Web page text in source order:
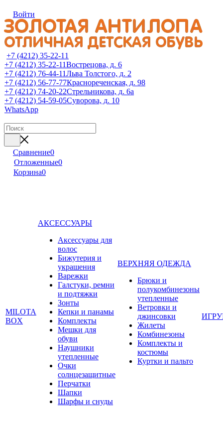
Войти
+7 (4212) 35-22-11
+7 (4212) 35-22-11Вострецова, д. 6
+7 (4212) 76-44-11Льва Толстого, д. 2
+7 (4212) 56-77-77Краснореченская, д. 98
+7 (4212) 74-20-22Стрельникова, д. 6а
+7 (4212) 54-59-05Суворова, д. 10
WhatsApp
Сравнение0
Отложенные0
Корзина0
MILOTA
BOX
АКСЕССУАРЫ
Аксессуары для
волос
Бижутерия и
украшения
Варежки
Галстуки, ремни
и подтяжки
Зонты
Кепки и панамы
Комплекты
Мешки для
обуви
Наушники
утепленные
Очки
солнцезащитные
Перчатки
Шапки
Шарфы и снуды
ВЕРХНЯЯ ОДЕЖДА
Брюки и
полукомбинезоны
утепленные
Ветровки и
джинсовки
Жилеты
Комбинезоны
Комплекты и
костюмы
Куртки и пальто